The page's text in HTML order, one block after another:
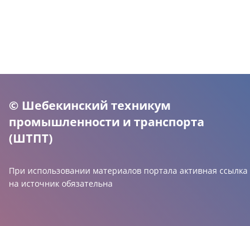
© Шебекинский техникум
промышленности и транспорта
(ШТПТ)
При использовании материалов портала активная ссылка
на источник обязательна